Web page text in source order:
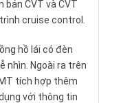
bản CVT và CVT
cruise control.
hồ lái có đèn
nhìn. Ngoài ra trên
tích hợp thêm
với thông tin